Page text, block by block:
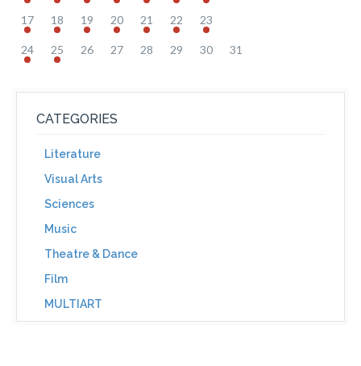
17 18 19 20 21 22 23
24 25 26 27 28 29 30 31
CATEGORIES
Literature
Visual Arts
Sciences
Music
Theatre & Dance
Film
MULTIART